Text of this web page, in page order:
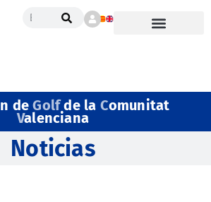
deGolfde la Comunitat
Valenciana
Noticias